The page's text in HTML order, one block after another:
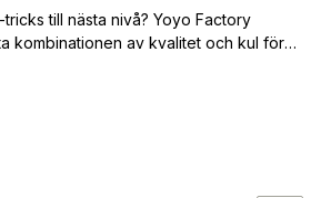
till nästa nivå? Yoyo Factory
kombinationen av kvalitet och kul för
de mest avancerade rörelserna.
precision i varje snurr gör Yoyo
du ett brett sortiment från Yoyo Factory